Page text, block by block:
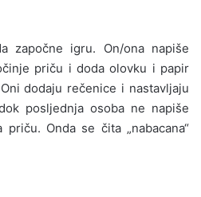
započne igru. On/ona napiše
priču i doda olovku i papir
dodaju rečenice i nastavljaju
posljednja osoba ne napiše
Onda se čita „nabacana“